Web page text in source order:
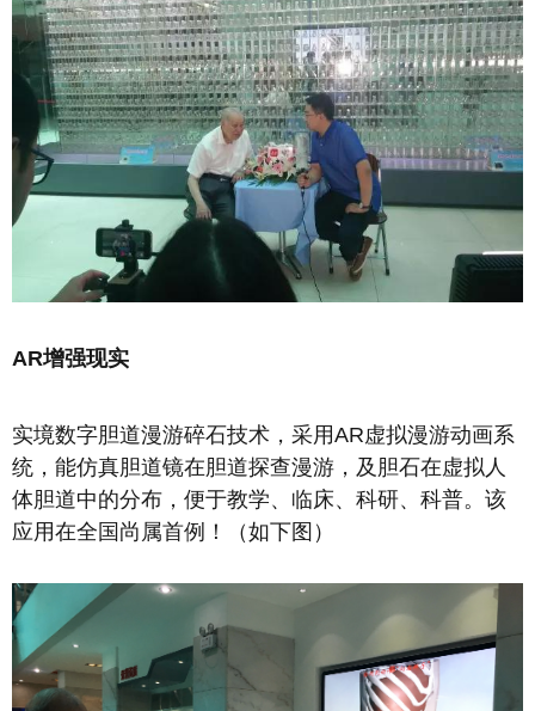
AR增强现实
实境数字胆道漫游碎石技术，采用AR虚拟漫游动画系
统，能仿真胆道镜在胆道探查漫游，及胆石在虚拟人
体胆道中的分布，便于教学、临床、科研、科普。该
应用在全国尚属首例！（如下图）